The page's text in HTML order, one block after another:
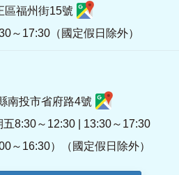
區福州街15號
～17:30（國定假日除外）
南投市省府路4號
8:30～12:30 | 13:30～17:30
～16:30）（國定假日除外）